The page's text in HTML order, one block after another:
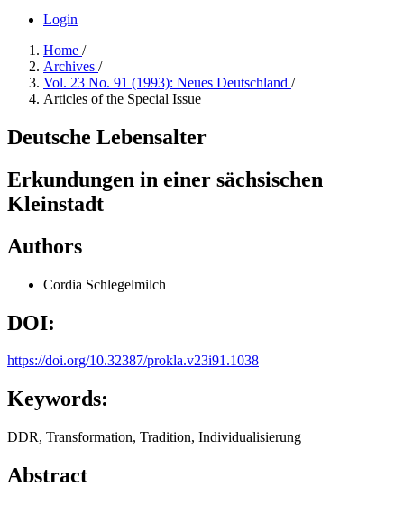
Login
Home /
Archives /
Vol. 23 No. 91 (1993): Neues Deutschland /
Articles of the Special Issue
Deutsche Lebensalter
Erkundungen in einer sächsischen
Kleinstadt
Authors
Cordia Schlegelmilch
DOI:
https://doi.org/10.32387/prokla.v23i91.1038
Keywords:
DDR, Transformation, Tradition, Individualisierung
Abstract